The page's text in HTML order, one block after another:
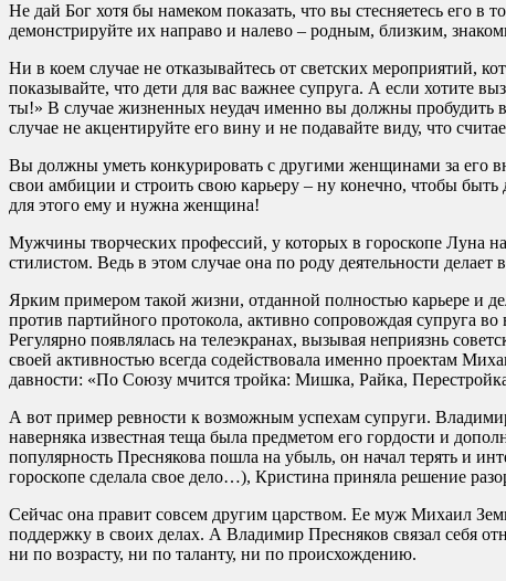
Не дай Бог хотя бы намеком показать, что вы стесняетесь его
демонстрируйте их направо и налево – родным, близким,
Ни в коем случае не отказывайтесь от светских мероприятий,
показывайте, что дети для вас важнее супруга. А если хотите
ты!» В случае жизненных неудач именно вы должны пробудить
случае не акцентируйте его вину и не подавайте виду, что
Вы должны уметь конкурировать с другими женщинами за его
свои амбиции и строить свою карьеру – ну конечно, чтобы
для этого ему и нужна женщина!
Мужчины творческих профессий, у которых в гороскопе Луна
стилистом. Ведь в этом случае она по роду деятельности делает
Ярким примером такой жизни, отданной полностью карьере и
против партийного протокола, активно сопровождая супруга
Регулярно появлялась на телеэкранах, вызывая неприязнь
своей активностью всегда содействовала именно проектам
давности: «По Союзу мчится тройка: Мишка, Райка,
А вот пример ревности к возможным успехам супруги.
наверняка известная теща была предметом его гордости и
популярность Преснякова пошла на убыль, он начал терять и
гороскопе сделала свое дело…), Кристина приняла решение
Сейчас она правит совсем другим царством. Ее муж Михаил
поддержку в своих делах. А Владимир Пресняков связал себя
ни по возрасту, ни по таланту, ни по происхождению.